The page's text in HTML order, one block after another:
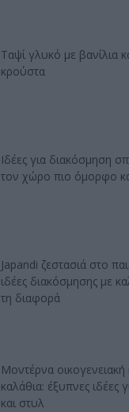
Ταψί γλυκό με βανίλια
κρούστα
Ιδέες για διακόσμηση
τον χώρο πιο όμορφο
Japandi ζεστασιά στο
ιδέες διακόσμησης με
τη διαφορά
Μοντέρνα οικογενειακή
καλάθια: έξυπνες ιδέες
και στυλ